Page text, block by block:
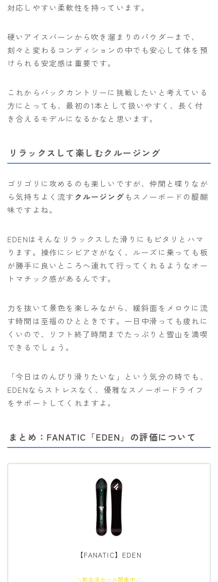
対応しやすい柔軟性を持っています。
硬いアイスバーンから吹き溜まりのパウダーまで、
刻々と変わるコンディションの中でも安心して体を預
けられる安定感は重要です。
これからバックカントリーに挑戦したいと考えている
方にとっても、最初の1本として扱いやすく、長く付
き合えるモデルになるかなと思います。
リラックスして楽しむクルージング
ゴリゴリに攻めるのも楽しいですが、仲間と喋りなが
ら気持ちよく流す クルージングもスノーボードの醍醐
味ですよね。
EDENはそんなリラックスした滑りにもピタリとハマ
ります。操作にシビアさがなく、ルーズに乗っても板
が勝手に良いところへ連れて行ってくれるようなオー
トマチック感があるんです。
力を抜いて景色を楽しみながら、緩斜面をメロウに流
す時間は至福のひとときです。一日中滑っても疲れに
くいので、リフト終了時間までたっぷりと雪山を満喫
できるでしょう。
「今日はのんびり滑りたいな」という気分の時でも、
EDENならストレスなく、優雅なスノーボードライフ
をサポートしてくれますよ。
まとめ：FANATIC「EDEN」の評価について
【FANATIC】EDEN